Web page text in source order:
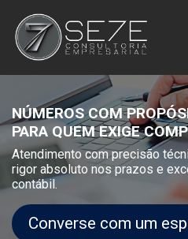
NÚMEROS COM
PARA QUEM EXIGE
Atendimento com precisão
rigor absoluto nos prazos e
contábil.
Converse com um